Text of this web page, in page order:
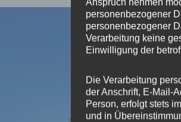
Anspruch nehmen
personenbezogener
personenbezogener
Verarbeitung keine
Einwilligung der
Die Verarbeitung
der Anschrift, E-Mail-
Person, erfolgt stets
und in